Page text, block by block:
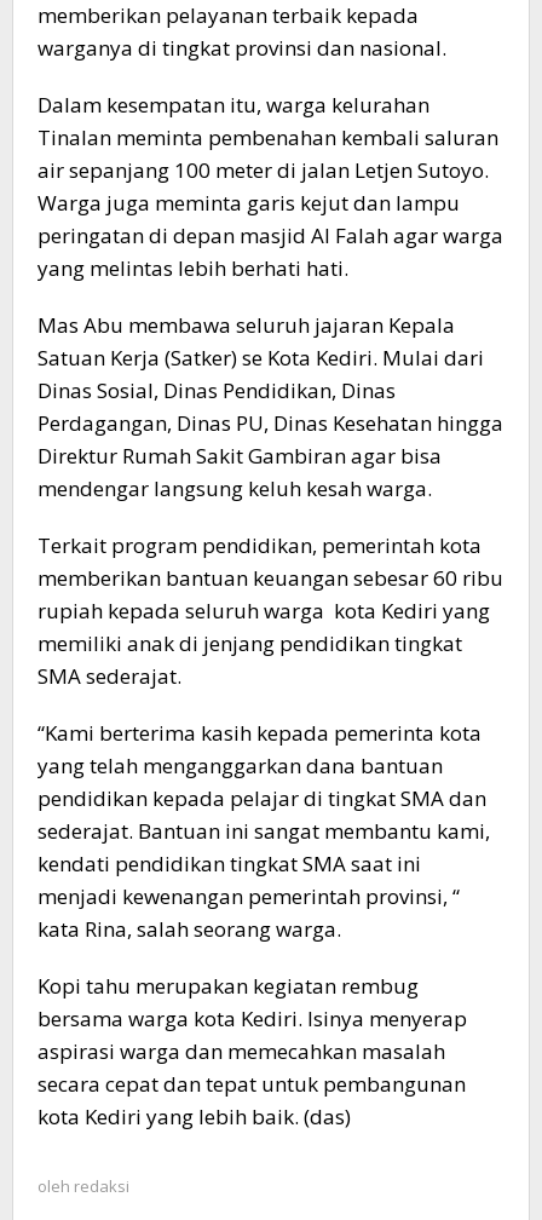
memberikan pelayanan terbaik kepada
warganya di tingkat provinsi dan nasional.
Dalam kesempatan itu, warga kelurahan
Tinalan meminta pembenahan kembali saluran
air sepanjang 100 meter di jalan Letjen Sutoyo.
Warga juga meminta garis kejut dan lampu
peringatan di depan masjid Al Falah agar warga
yang melintas lebih berhati hati.
Mas Abu membawa seluruh jajaran Kepala
Satuan Kerja (Satker) se Kota Kediri. Mulai dari
Dinas Sosial, Dinas Pendidikan, Dinas
Perdagangan, Dinas PU, Dinas Kesehatan hingga
Direktur Rumah Sakit Gambiran agar bisa
mendengar langsung keluh kesah warga.
Terkait program pendidikan, pemerintah kota
memberikan bantuan keuangan sebesar 60 ribu
rupiah kepada seluruh warga kota Kediri yang
memiliki anak di jenjang pendidikan tingkat
SMA sederajat.
“Kami berterima kasih kepada pemerinta kota
yang telah menganggarkan dana bantuan
pendidikan kepada pelajar di tingkat SMA dan
sederajat. Bantuan ini sangat membantu kami,
kendati pendidikan tingkat SMA saat ini
menjadi kewenangan pemerintah provinsi, “
kata Rina, salah seorang warga.
Kopi tahu merupakan kegiatan rembug
bersama warga kota Kediri. Isinya menyerap
aspirasi warga dan memecahkan masalah
secara cepat dan tepat untuk pembangunan
kota Kediri yang lebih baik. (das)
oleh redaksi